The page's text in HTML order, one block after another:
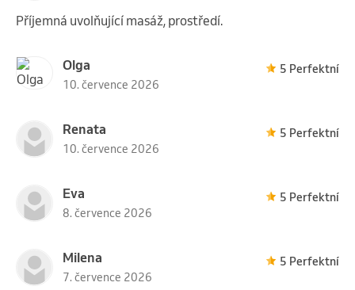
Příjemná uvolňující masáž, prostředí.
Olga
10. července 2026
5 Perfektní
Renata
10. července 2026
5 Perfektní
Eva
8. července 2026
5 Perfektní
Milena
7. července 2026
5 Perfektní